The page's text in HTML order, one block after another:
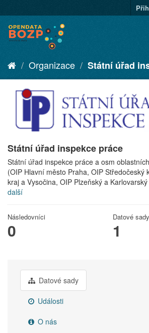
Organizace Státní úřad
Státní úřad inspekce práce
Státní úřad inspekce práce a osm
(OIP Hlavní město Praha, OIP Středočeský
kraj a Vysočina, OIP Plzeňský a Karlovarský
další
Následovníci
0
Datové sady
1
Datové sady
Události
O nás